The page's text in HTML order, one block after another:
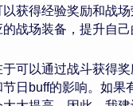
获得经验奖励和战
战场装备，提升自己
可以通过战斗获得
日buff的影响。如果